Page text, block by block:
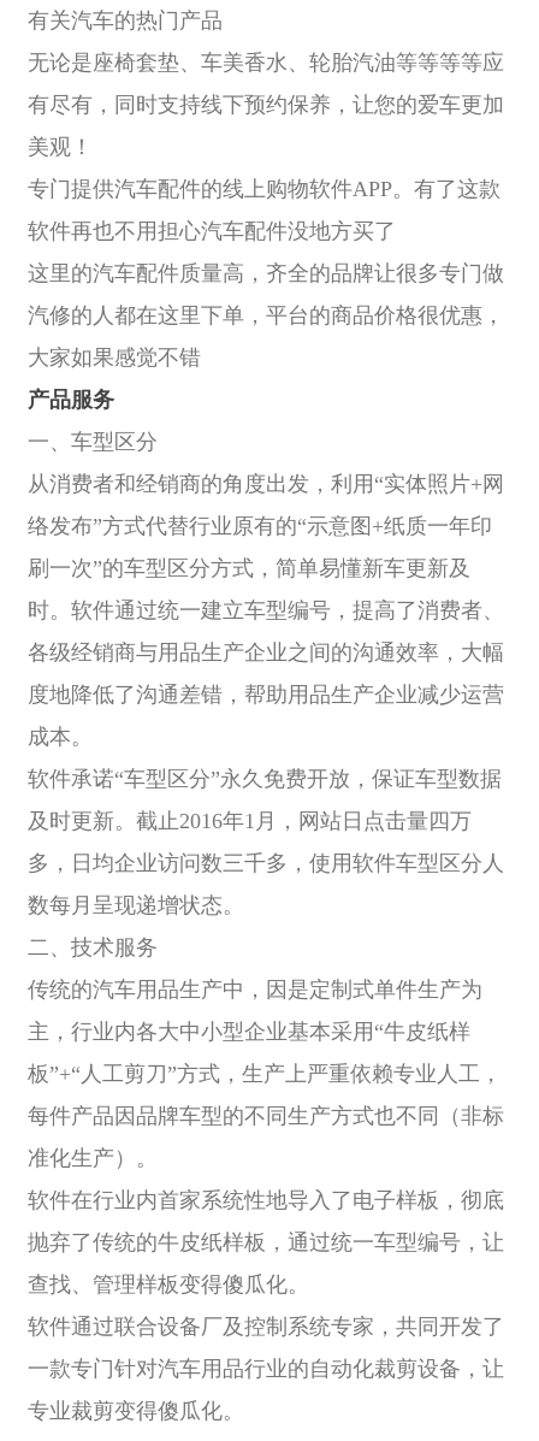
有关汽车的热门产品
无论是座椅套垫、车美香水、轮胎汽油等等等等应
有尽有，同时支持线下预约保养，让您的爱车更加
美观！
专门提供汽车配件的线上购物软件APP。有了这款
软件再也不用担心汽车配件没地方买了
这里的汽车配件质量高，齐全的品牌让很多专门做
汽修的人都在这里下单，平台的商品价格很优惠，
大家如果感觉不错
产品服务
一、车型区分
从消费者和经销商的角度出发，利用“实体照片+网
络发布”方式代替行业原有的“示意图+纸质一年印
刷一次”的车型区分方式，简单易懂新车更新及
时。软件通过统一建立车型编号，提高了消费者、
各级经销商与用品生产企业之间的沟通效率，大幅
度地降低了沟通差错，帮助用品生产企业减少运营
成本。
软件承诺“车型区分”永久免费开放，保证车型数据
及时更新。截止2016年1月，网站日点击量四万
多，日均企业访问数三千多，使用软件车型区分人
数每月呈现递增状态。
二、技术服务
传统的汽车用品生产中，因是定制式单件生产为
主，行业内各大中小型企业基本采用“牛皮纸样
板”+“人工剪刀”方式，生产上严重依赖专业人工，
每件产品因品牌车型的不同生产方式也不同（非标
准化生产）。
软件在行业内首家系统性地导入了电子样板，彻底
抛弃了传统的牛皮纸样板，通过统一车型编号，让
查找、管理样板变得傻瓜化。
软件通过联合设备厂及控制系统专家，共同开发了
一款专门针对汽车用品行业的自动化裁剪设备，让
专业裁剪变得傻瓜化。